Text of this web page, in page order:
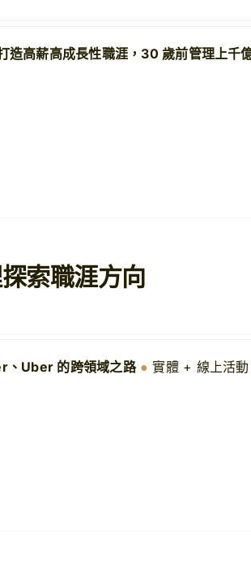
造高薪高成長性職涯，30 歲前管理上千
索職涯方向
、Uber 的跨領域之路 ● 實體 + 線上活動